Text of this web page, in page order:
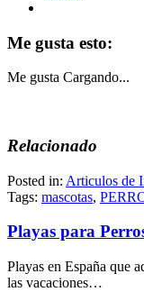
Me gusta esto:
Me gusta Cargando...
Relacionado
Posted in: Articulos de
Tags: mascotas,
Playas para
Playas en España que
las vacaciones…